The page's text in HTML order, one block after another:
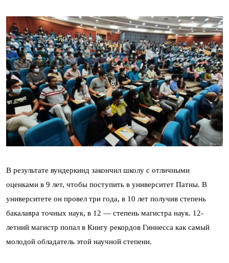
В результате вундеркинд закончил школу с отличными
оценками в 9 лет, чтобы поступить в университет Патны. В
университете он провел три года, в 10 лет получив степень
бакалавра точных наук, в 12 — степень магистра наук. 12-
летний магистр попал в Книгу рекордов Гиннесса как самый
молодой обладатель этой научной степени.